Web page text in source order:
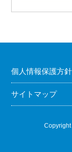
個人情報保護方針
サイトマップ
Copyright